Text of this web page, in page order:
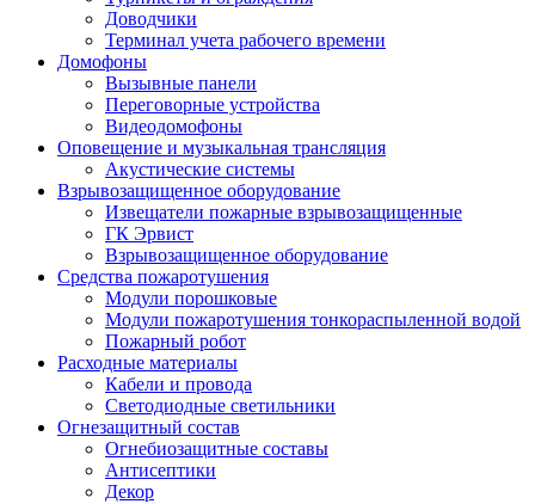
Доводчики
Терминал учета рабочего времени
Домофоны
Вызывные панели
Переговорные устройства
Видеодомофоны
Оповещение и музыкальная трансляция
Акустические системы
Взрывозащищенное оборудование
Извещатели пожарные взрывозащищенные
ГК Эрвист
Взрывозащищенное оборудование
Средства пожаротушения
Модули порошковые
Модули пожаротушения тонкораспыленной водой
Пожарный робот
Расходные материалы
Кабели и провода
Светодиодные светильники
Огнезащитный состав
Огнебиозащитные составы
Антисептики
Декор